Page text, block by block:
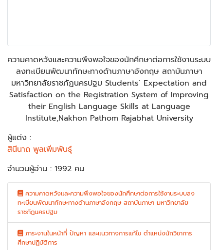
ความคาดหวังและความพึงพอใจของนักศึกษาต่อการใช้งานระบบ
ลงทะเบียนพัฒนาทักษะทางด้านภาษาอังกฤษ สถาบันภาษา
มหาวิทยาลัยราชภัฏนครปฐม Students’ Expectation and
Satisfaction on the Registration System of Improving
their English Language Skills at Language
Institute,Nakhon Pathom Rajabhat University
ผู้แต่ง :
สินีนาถ พูลเพิ่มพันธุ์
จำนวนผู้อ่าน : 1992 คน
ความคาดหวังและความพึงพอใจของนักศึกษาต่อการใช้งานระบบลง
ทะเบียนพัฒนาทักษะทางด้านภาษาอังกฤษ สถาบันภาษา มหาวิทยาลัย
ราชภัฏนครปฐม
ภาระงานในหน้าที่ ปัญหา และแนวทางการแก้ไข ตำแหน่งนักวิชาการ
ศึกษาปฏิบัติการ